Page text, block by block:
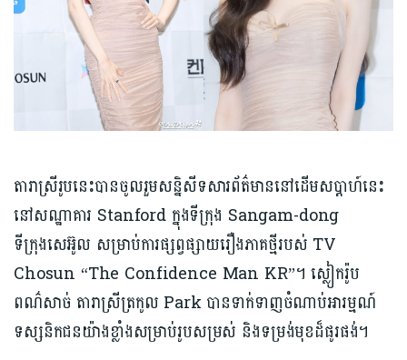
តារាស្រីរូបនេះបានចូលរួមសន្និសីទសារព័ត៌មាននៅដើមសប្ដាហ៍នេះ
នៅសណ្ឋាគារ Stanford ក្នុងទីក្រុង Sangam-dong
ទីក្រុងសេអ៊ូល សម្រាប់ការផ្សព្វផ្សាយរឿងភាគថ្មីរបស់ TV
Chosun “The Confidence Man KR”។ ស្លៀក​រ៉ូប​
ពណ៌សាច់ តារាស្រីត្រកូល Park បាន​ទាក់ទាញ​ចំណាប់​អារម្មណ៍
ទស្សនិកជន​យ៉ាងខ្លាំងសម្រាប់រូប​សម្រស់​ និងទម្រង់​មុខដ៏ផូរផង់។​